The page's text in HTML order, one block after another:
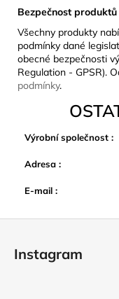
Bezpečnost produktů
Všechny produkty
podmínky dané
obecné bezpečnosti
Regulation - GPSR).
podmínky.
Výrobní společnost :
Adresa :
E-mail :
Instagram